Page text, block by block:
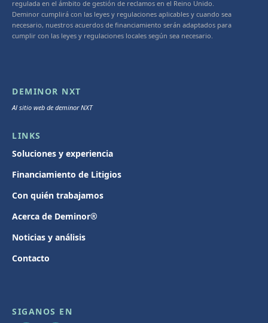
regulada en el ámbito de gestión de reclamos en el Reino Unido.
Deminor cumplirá con las leyes y regulaciones aplicables y cuando sea
necesario, nuestros acuerdos de financiamiento serán adaptados para
cumplir con las leyes y regulaciones locales según sea necesario.
DEMINOR NXT
Al sitio web de deminor NXT
LINKS
Soluciones y experiencia
Financiamiento de Litigios
Con quién trabajamos
Acerca de Deminor®
Noticias y análisis
Contacto
SIGANOS EN